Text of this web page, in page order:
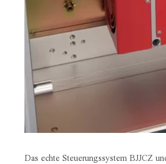
Das echte Steuerungssystem BJJCZ